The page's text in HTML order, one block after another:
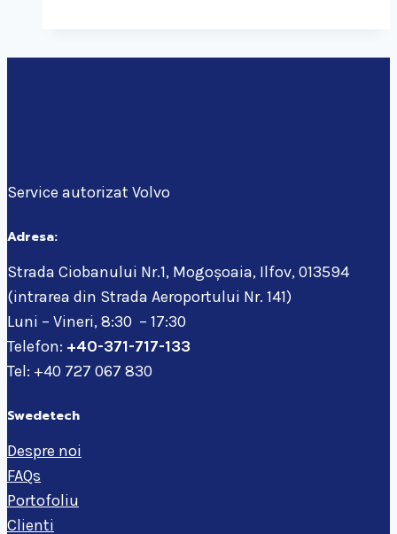
Service autorizat Volvo
Adresa:
Strada Ciobanului Nr.1, Mogoșoaia, Ilfov, 013594
(intrarea din Strada Aeroportului Nr. 141)
Luni – Vineri, 8:30 – 17:30
Telefon: +40-371-717-133
Tel: +40 727 067 830
Swedetech
Despre noi
FAQs
Portofoliu
Clienti